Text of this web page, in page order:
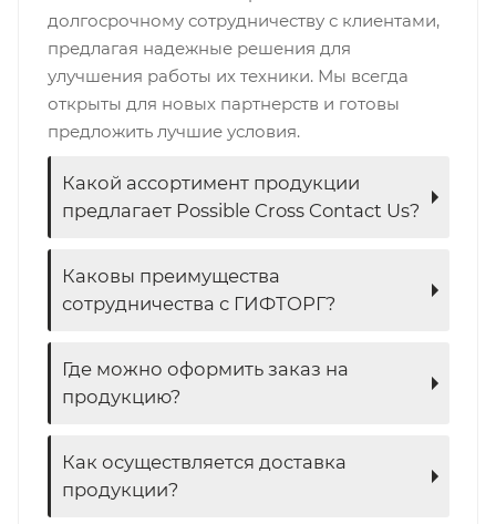
долгосрочному сотрудничеству с клиентами,
предлагая надежные решения для
улучшения работы их техники. Мы всегда
открыты для новых партнерств и готовы
предложить лучшие условия.
Какой ассортимент продукции
предлагает Possible Cross Contact Us?
Каковы преимущества
сотрудничества с ГИФТОРГ?
Где можно оформить заказ на
продукцию?
Как осуществляется доставка
продукции?